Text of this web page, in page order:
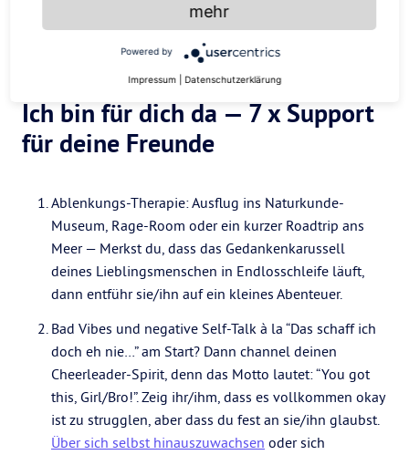
Ich bin für dich da — 7 x Support
für deine Freunde
Ablenkungs-Therapie: Ausflug ins Naturkunde-
Museum, Rage-Room oder ein kurzer Roadtrip ans
Meer — Merkst du, dass das Gedankenkarussell
deines Lieblingsmenschen in Endlosschleife läuft,
dann entführ sie/ihn auf ein kleines Abenteuer.
Bad Vibes und negative Self-Talk à la “Das schaff ich
doch eh nie…” am Start? Dann channel deinen
Cheerleader-Spirit, denn das Motto lautet: “You got
this, Girl/Bro!”. Zeig ihr/ihm, dass es vollkommen okay
ist zu strugglen, aber dass du fest an sie/ihn glaubst.
Über sich selbst hinauszuwachsen oder sich
mehr
Powered by
Impressum Datenschutzerklärung